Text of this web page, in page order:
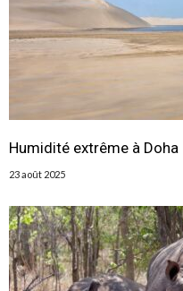
Humidité extrême à Doha
23 août 2025